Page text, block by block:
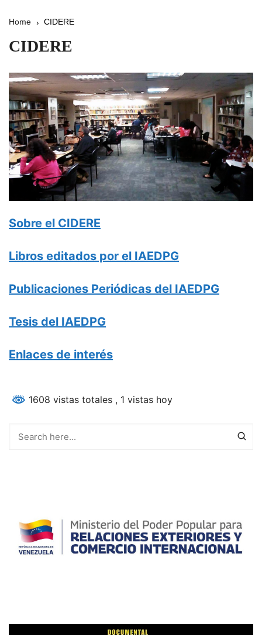
Home CIDERE
CIDERE
Sobre el CIDERE
Libros editados por el IAEDPG
Publicaciones Periódicas del IAEDPG
Tesis del IAEDPG
Enlaces de interés
1608 vistas totales , 1 vistas hoy